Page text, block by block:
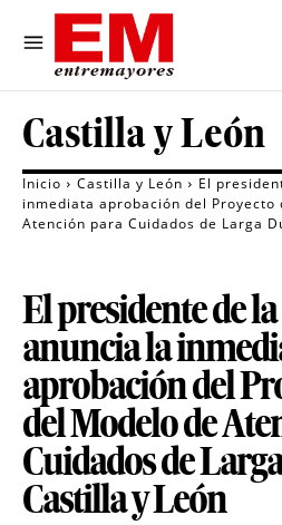
Castilla y León
Inicio Castilla y León
El
inmediata aprobación del Proyecto
Atención para Cuidados de Larga
El presidente de
anuncia la
aprobación del
del Modelo de
Cuidados de
Castilla y León